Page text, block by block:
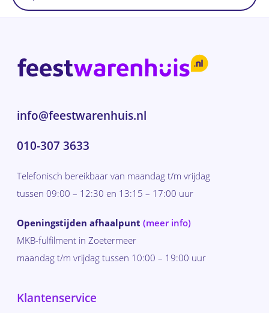
info@feestwarenhuis.nl
010-307 3633
Telefonisch bereikbaar van maandag t/m vrijdag
tussen 09:00 – 12:30 en 13:15 – 17:00 uur
Openingstijden afhaalpunt (meer info)
MKB-fulfilment in Zoetermeer
maandag t/m vrijdag tussen 10:00 – 19:00 uur
Klantenservice